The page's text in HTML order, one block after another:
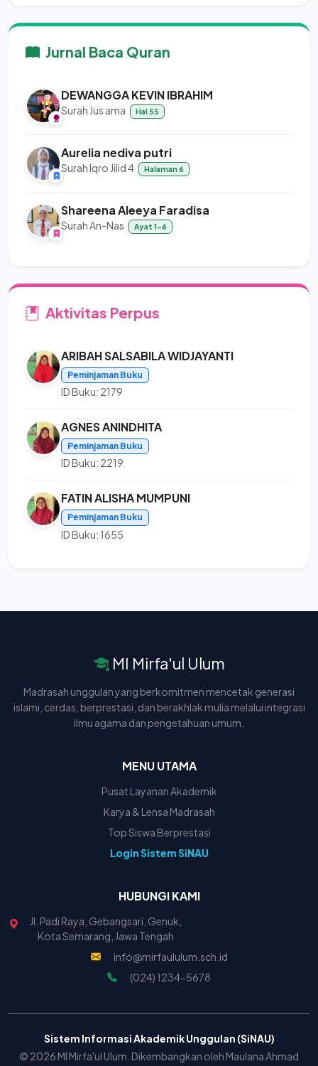
Jurnal Baca Quran
DEWANGGA KEVIN IBRAHIM
Surah Jus ama Hal 55
Aurelia nediva putri
Surah Iqro Jilid 4 Halaman 6
Shareena Aleeya Faradisa
Surah An-Nas Ayat 1-6
Aktivitas Perpus
ARIBAH SALSABILA WIDJAYANTI
Peminjaman Buku
ID Buku: 2179
AGNES ANINDHITA
Peminjaman Buku
ID Buku: 2219
FATIN ALISHA MUMPUNI
Peminjaman Buku
ID Buku: 1655
MI Mirfa'ul Ulum
Madrasah unggulan yang berkomitmen mencetak generasi
islami, cerdas, berprestasi, dan berakhlak mulia melalui integrasi
ilmu agama dan pengetahuan umum.
MENU UTAMA
Pusat Layanan Akademik
Karya & Lensa Madrasah
Top Siswa Berprestasi
Login Sistem SiNAU
HUBUNGI KAMI
Jl. Padi Raya, Gebangsari, Genuk,
Kota Semarang, Jawa Tengah
info@mirfaululum.sch.id
(024) 1234-5678
Sistem Informasi Akademik Unggulan (SiNAU)
© 2026 MI Mirfa'ul Ulum. Dikembangkan oleh Maulana Ahmad